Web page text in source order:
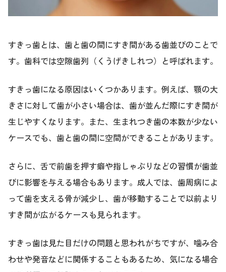
すきっ歯とは、歯と歯の間にすき間がある歯並びのことで
す。歯科では空隙歯列（くうげきしれつ）と呼ばれます。
すきっ歯になる原因はいくつかあります。例えば、顎の大
きさに対して歯が小さい場合は、歯が並んだ際にすき間が
生じやすくなります。また、生まれつき歯の本数が少ない
ケースでも、歯と歯の間に空間ができることがあります。
さらに、舌で前歯を押す癖や指しゃぶりなどの習慣が歯並
びに影響を与える場合もあります。成人では、歯周病によ
って歯を支える骨が減少し、歯が移動することで以前より
すき間が広がるケースも見られます。
すきっ歯は見た目だけの問題と思われがちですが、噛み合
わせや発音などに関係することもあるため、気になる場合